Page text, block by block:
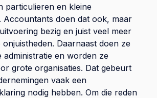
particulieren en kleine
Accountants doen dat ook, maar
bezig en juist veel meer
Daarnaast doen ze
en worden ze
grote organisaties. Dat gebeurt
vaak een
nodig hebben. Om die reden